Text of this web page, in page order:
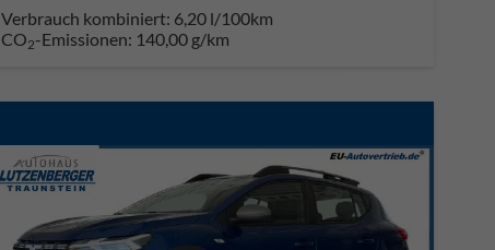
Verbrauch kombiniert: 6,20 l/100km
CO2-Emissionen: 140,00 g/km